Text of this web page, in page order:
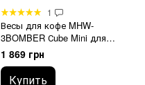
1
Весы для кофе MHW-
3BOMBER Сube Mini для
эспрессо Белые
1 869 грн
Купить